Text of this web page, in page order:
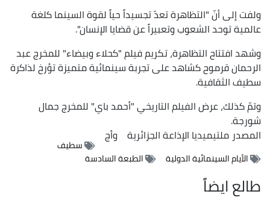
ولفت إلى أنّ "التظاهرة تعدّ تجسيداً حياً لقوة السينما كلغة
عالمية توحد الشعوب وتعبيراً عن قضايا الإنسان".
وشهد افتتاح التظاهرة، تكريم فيلم "كحلاء وبيضاء" للمخرج عبد
الرحمان قرموح كشاهد على تجربة سينمائية متميزة تؤرخ لذاكرة
سطيف الثقافية.
وتمّ كذلك، عرض الفيلم التاريخي "أحمد باي" للمخرج جمال
شورجة.
المصدرملتيميديا الإذاعة الجزائرية وأج
سطيف
الأيام السينمائية الدولية
الطبعة السادسة
طالع ايضاً